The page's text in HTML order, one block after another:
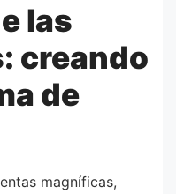
las
creando
de
magníficas,